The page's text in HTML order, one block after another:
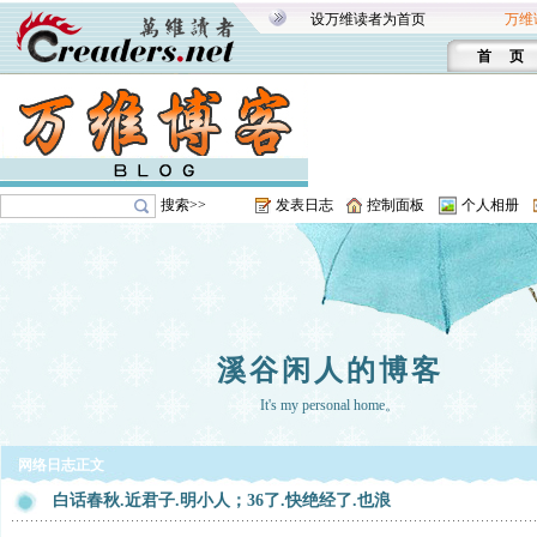
设万维读者为首页 万维
首 页
搜索>> 发表日志 控制面板 个人相册
溪谷闲人的博客
It's my personal home。
网络日志正文
白话春秋.近君子.明小人；36了.快绝经了.也浪